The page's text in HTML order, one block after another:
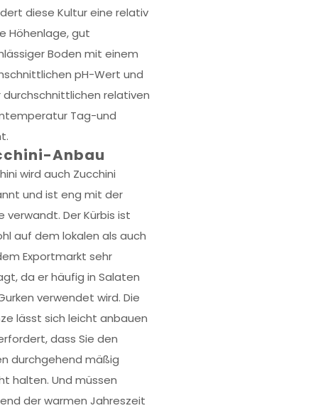
diese Kultur eine relativ
Höhenlage, gut
Boden mit einem
pH-Wert und
durchschnittlichen relativen
Tag-und
Anbau
wird auch Zucchini
und ist eng mit der
verwandt. Der Kürbis ist
auf dem lokalen als auch
Exportmarkt sehr
da er häufig in Salaten
verwendet wird. Die
lässt sich leicht anbauen
dass Sie den
durchgehend mäßig
halten. Und müssen
der warmen Jahreszeit